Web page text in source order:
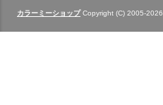
カラーミーショップCopyright (C) 2005-2026